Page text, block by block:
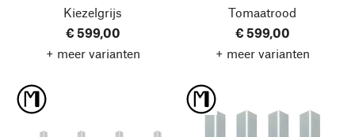
Kiezelgrijs
€ 599,00
+ meer varianten
Tomaatrood
€ 599,00
+ meer varianten